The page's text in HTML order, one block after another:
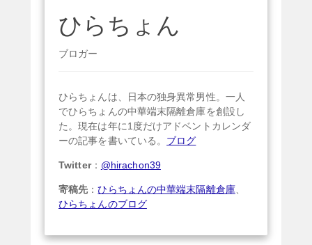
ひらちょん
ブロガー
ひらちょんは、日本の独身異常男性。一人
でひらちょんの中華端末隔離倉庫を創設し
た。現在は年に1度だけアドベントカレンダ
ーの記事を書いている。 ブログ
Twitter： @hirachon39
寄稿先 ：ひらちょんの中華端末隔離倉庫、
ひらちょんのブログ